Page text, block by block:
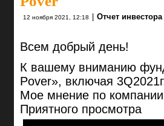
12 ноября 2021, 12:18 Отчет инвестора
Всем добрый день!
К вашему вниманию
Pover», включая
Мое мнение по
Приятного просмотра